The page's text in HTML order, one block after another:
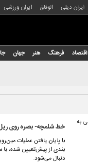
ایران دیلی الوفاق ایران ورزشی
اقتصاد فرهنگ هنر جهان
خط شلمچه- بصره روی ریل
با پایان یافتن عملیات
بندی از پیش‌تعیین شده،
دنبال می‌شود.